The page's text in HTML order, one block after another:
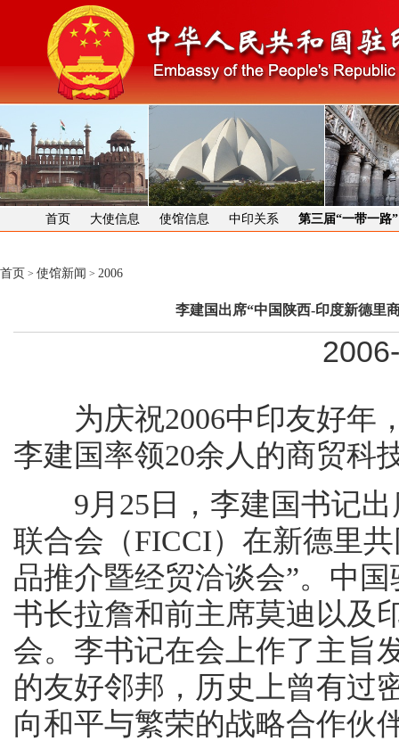
首页 大使信息 使馆信息 中印关系 第三届“一带一路
首页 > 使馆新闻 > 2006
李建国出席“中国陕西-印度新德里
为庆祝2006中印友好年
李建国率领20余人的商贸科
9月25日，李建国书记出
联合会（FICCI）在新德里
品推介暨经贸洽谈会”。中
书长拉詹和前主席莫迪以及
会。李书记在会上作了主旨
的友好邻邦，历史上曾有过
向和平与繁荣的战略合作伙